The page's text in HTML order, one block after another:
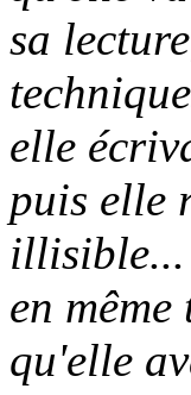
sa
elle
puis elle
illisible...
en
qu'elle